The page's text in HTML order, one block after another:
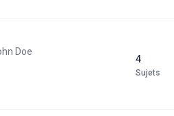
Doe
4
Sujets